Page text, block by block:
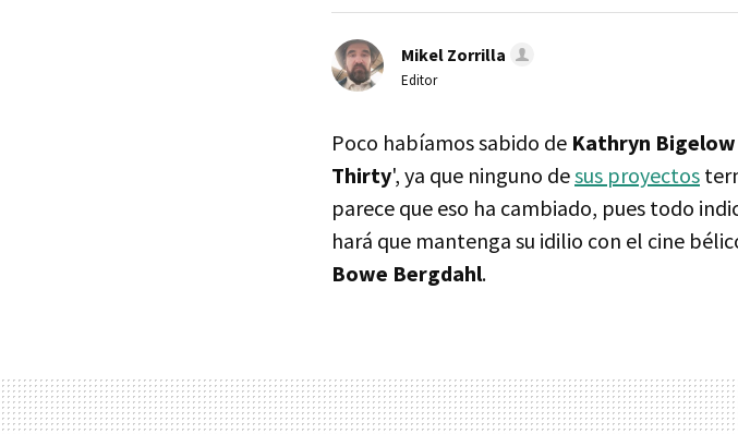
Mikel Zorrilla
Editor
Poco habíamos sabido de Kathryn Bigelow
Thirty', ya que ninguno desus proyectos
parece que eso ha cambiado, pues todo
hará que mantenga su idilio con el cine
Bowe Bergdahl.